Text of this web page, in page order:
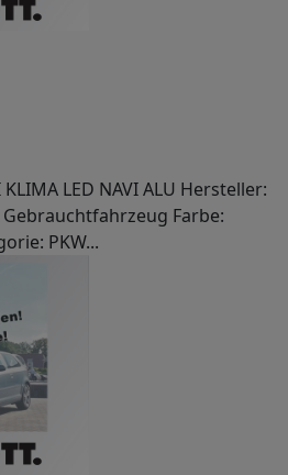
LED NAVI ALU Hersteller:
Farbe:
PKW...